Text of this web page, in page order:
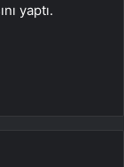
yaptı.